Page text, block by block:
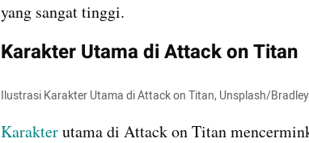
yang sangat tinggi.
Karakter Utama di Attack on Titan
Ilustrasi Karakter Utama di Attack on Titan, Unsplash/
Karakter utama di Attack on Titan